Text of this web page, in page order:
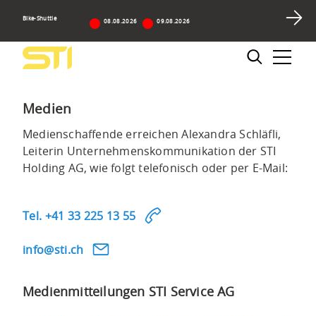
Hauptnavigation
InhaltBike-Shuttle 08.08.2026 09.08.2026
Suchbox
Suche
Hauptnavigation
Medien
Medienschaffende erreichen Alexandra Schläfli,
Leiterin Unternehmenskommunikation der STI
Holding AG, wie folgt telefonisch oder per E-Mail:
Tel. +41 33 225 13 55
nf st ch
Medienmitteilungen STI Service AG